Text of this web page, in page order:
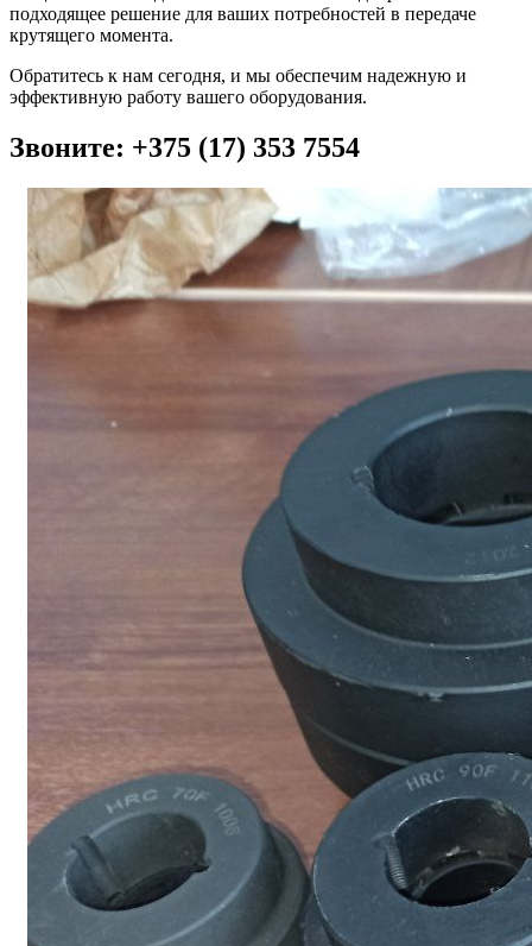
подходящее решение для ваших потребностей в передаче
крутящего момента.
Обратитесь к нам сегодня, и мы обеспечим надежную и
эффективную работу вашего оборудования.
Звоните: +375 (17) 353 7554